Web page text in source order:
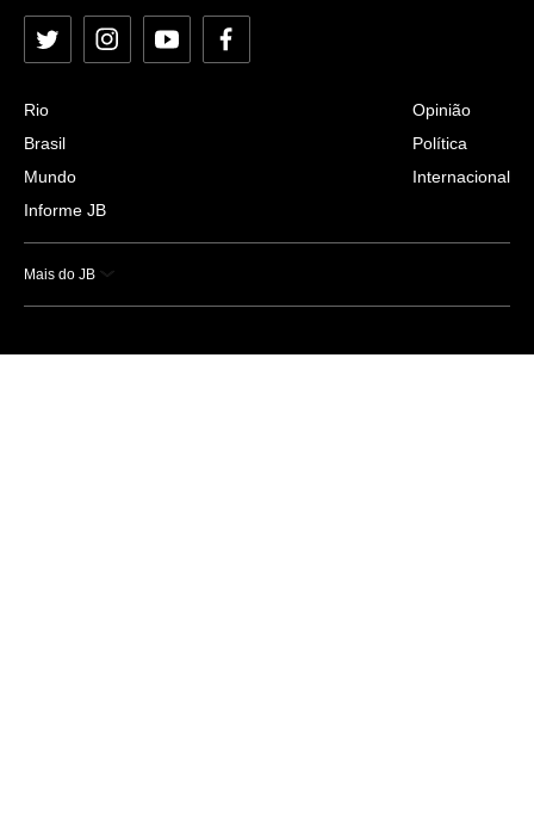
Twitter InstagramYouTubeFacebook
Rio
Brasil
Mundo
Informe JB
Opinião
Política
Internacional
Mais do JB
Esportes